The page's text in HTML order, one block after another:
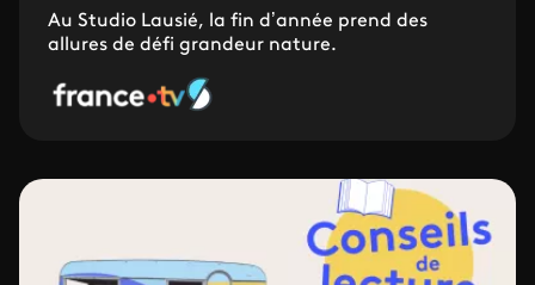
Au Studio Lausié, la fin d’année prend des
allures de défi grandeur nature.